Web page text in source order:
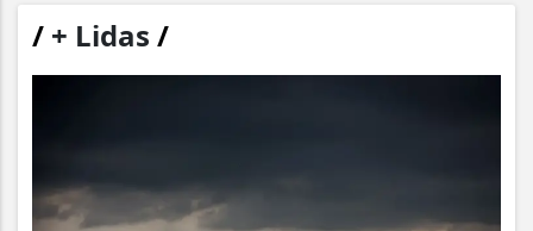
/ + Lidas /